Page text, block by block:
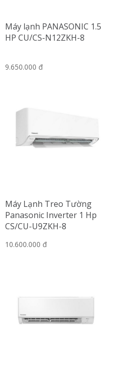
Máy lạnh PANASONIC 1.5
HP CU/CS-N12ZKH-8
9.650.000 đ
Máy Lạnh Treo Tường
Panasonic Inverter 1 Hp
CS/CU-U9ZKH-8
10.600.000 đ